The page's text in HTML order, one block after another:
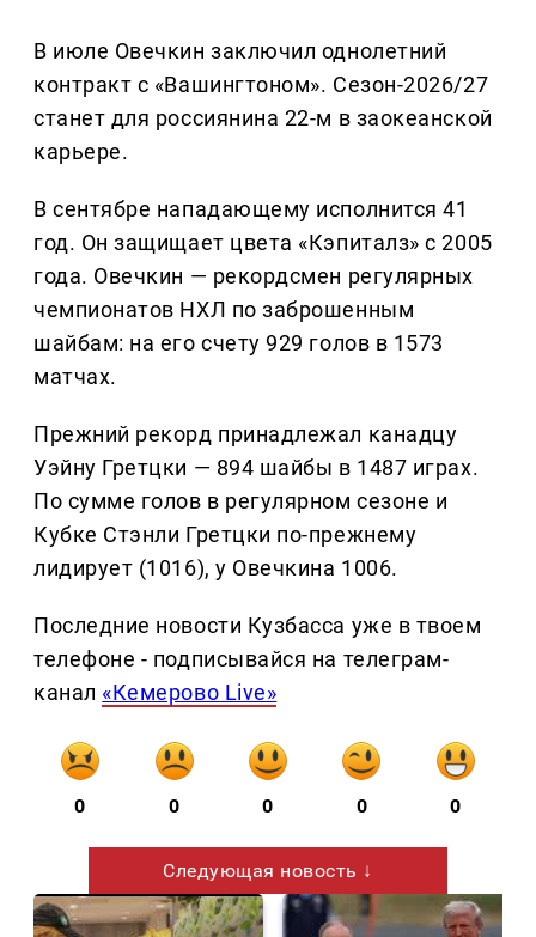
В июле Овечкин заключил однолетний
контракт с «Вашингтоном». Сезон-2026/27
станет для россиянина 22-м в заокеанской
карьере.
В сентябре нападающему исполнится 41
год. Он защищает цвета «Кэпиталз» с 2005
года. Овечкин — рекордсмен регулярных
чемпионатов НХЛ по заброшенным
шайбам: на его счету 929 голов в 1573
матчах.
Прежний рекорд принадлежал канадцу
Уэйну Гретцки — 894 шайбы в 1487 играх.
По сумме голов в регулярном сезоне и
Кубке Стэнли Гретцки по-прежнему
лидирует (1016), у Овечкина 1006.
Последние новости Кузбасса уже в твоем
телефоне - подписывайся на телеграм-
канал «Кемерово Live»
0 0 0 0 0
Следующая новость ↓